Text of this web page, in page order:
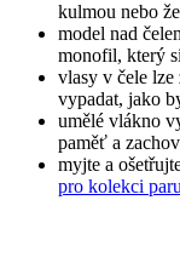
kulmou nebo
model nad
monofil, který
vlasy v čele lze
vypadat, jako
umělé vlákno
paměť a
myjte a
pro kolekci